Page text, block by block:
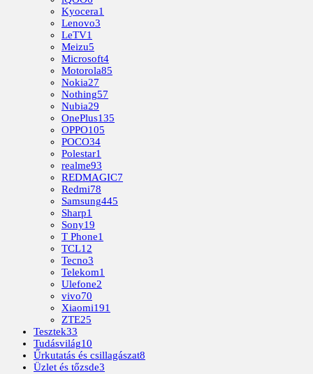
Kyocera1
Lenovo3
LeTV1
Meizu5
Microsoft4
Motorola85
Nokia27
Nothing57
Nubia29
OnePlus135
OPPO105
POCO34
Polestar1
realme93
REDMAGIC7
Redmi78
Samsung445
Sharp1
Sony19
T Phone1
TCL12
Tecno3
Telekom1
Ulefone2
vivo70
Xiaomi191
ZTE25
Tesztek33
Tudásvilág10
Űrkutatás és csillagászat8
Üzlet és tőzsde3